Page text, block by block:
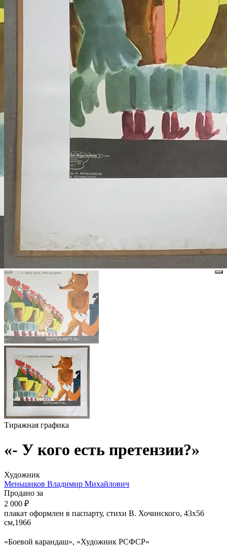
Тиражная графика
«- У кого есть претензии?»
Художник
Меньшиков Владимир Михайлович
Продано за
2 000 ₽
плакат оформлен в паспарту, стихи В. Хочинского, 43х56
см,1966
«Боевой карандаш», «Художник РСФСР»